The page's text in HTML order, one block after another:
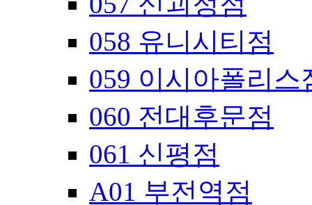
058 유니시티점
059 이시아폴리스
060 전대후문점
061 신평점
A01 부전역점